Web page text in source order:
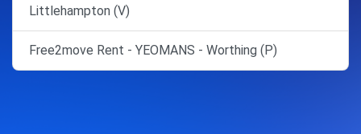
Littlehampton (V)
Free2move Rent - YEOMANS - Worthing (P)